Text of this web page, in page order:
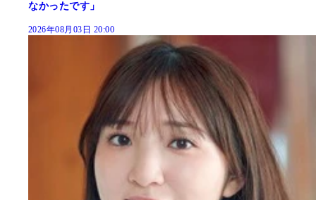
なかったです」
2026年08月03日 20:00